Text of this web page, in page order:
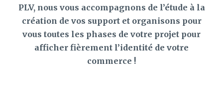
PLV, nous vous accompagnons de l’étude à la
création de vos support et organisons pour
vous toutes les phases de votre projet pour
afficher fièrement l’identité de votre
commerce !